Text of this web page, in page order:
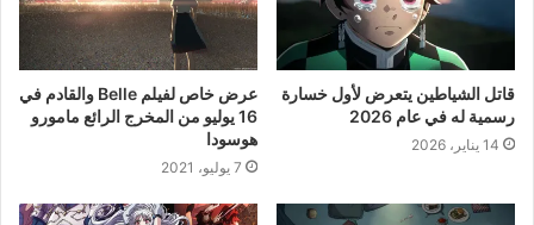
قاتل الشياطين يتعرض لأول خسارة
رسمية له في عام 2026
14 يناير، 2026
عرض خاص لفيلم Belle والقادم في
16 يوليو من المخرج الرائع مامورو
هوسودا
7 يوليو، 2021